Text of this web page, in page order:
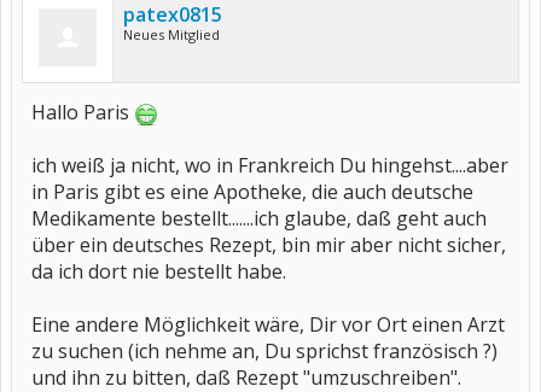
patex0815
Neues Mitglied
Hallo Paris
ich weiß ja nicht, wo in Frankreich Du hingehst....aber
in Paris gibt es eine Apotheke, die auch deutsche
Medikamente bestellt.......ich glaube, daß geht auch
über ein deutsches Rezept, bin mir aber nicht sicher,
da ich dort nie bestellt habe.
Eine andere Möglichkeit wäre, Dir vor Ort einen Arzt
zu suchen (ich nehme an, Du sprichst französisch ?)
und ihn zu bitten, daß Rezept "umzuschreiben".